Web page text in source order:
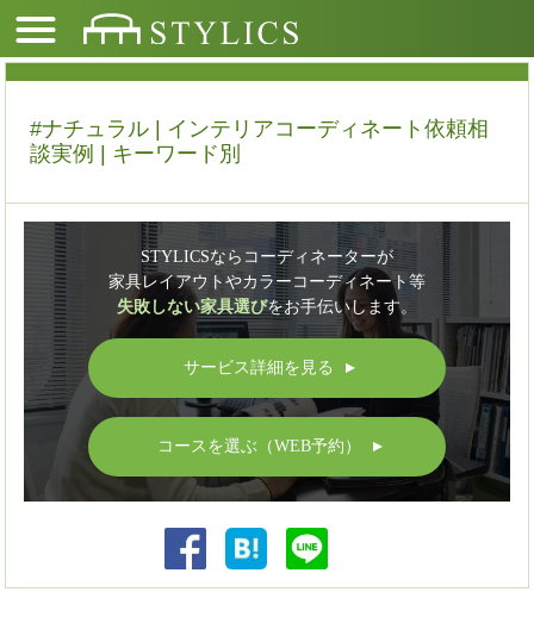
#ナチュラル | インテリアコーディネート依頼相
談実例 | キーワード別
STYLICSならコーディネーターが
家具レイアウトやカラーコーディネート等
失敗しない家具選びをお手伝いします。
サービス詳細を見る ▲
コースを選ぶ（WEB予約） ▲